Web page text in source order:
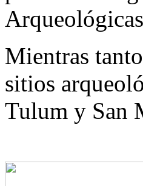
Mientras
sitios
Tulum y San